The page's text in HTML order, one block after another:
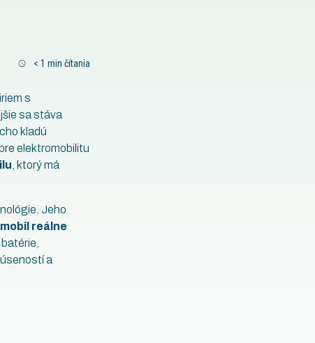
< 1 min čítania
s
sa stáva
kladú
elektromobilitu
, ktorý má
Jeho
reálne
a